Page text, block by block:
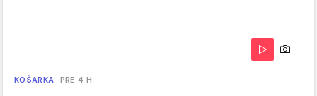
KOŠARKA PRE 4 H